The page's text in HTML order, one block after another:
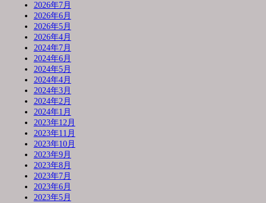
2026年7月
2026年6月
2026年5月
2026年4月
2024年7月
2024年6月
2024年5月
2024年4月
2024年3月
2024年2月
2024年1月
2023年12月
2023年11月
2023年10月
2023年9月
2023年8月
2023年7月
2023年6月
2023年5月